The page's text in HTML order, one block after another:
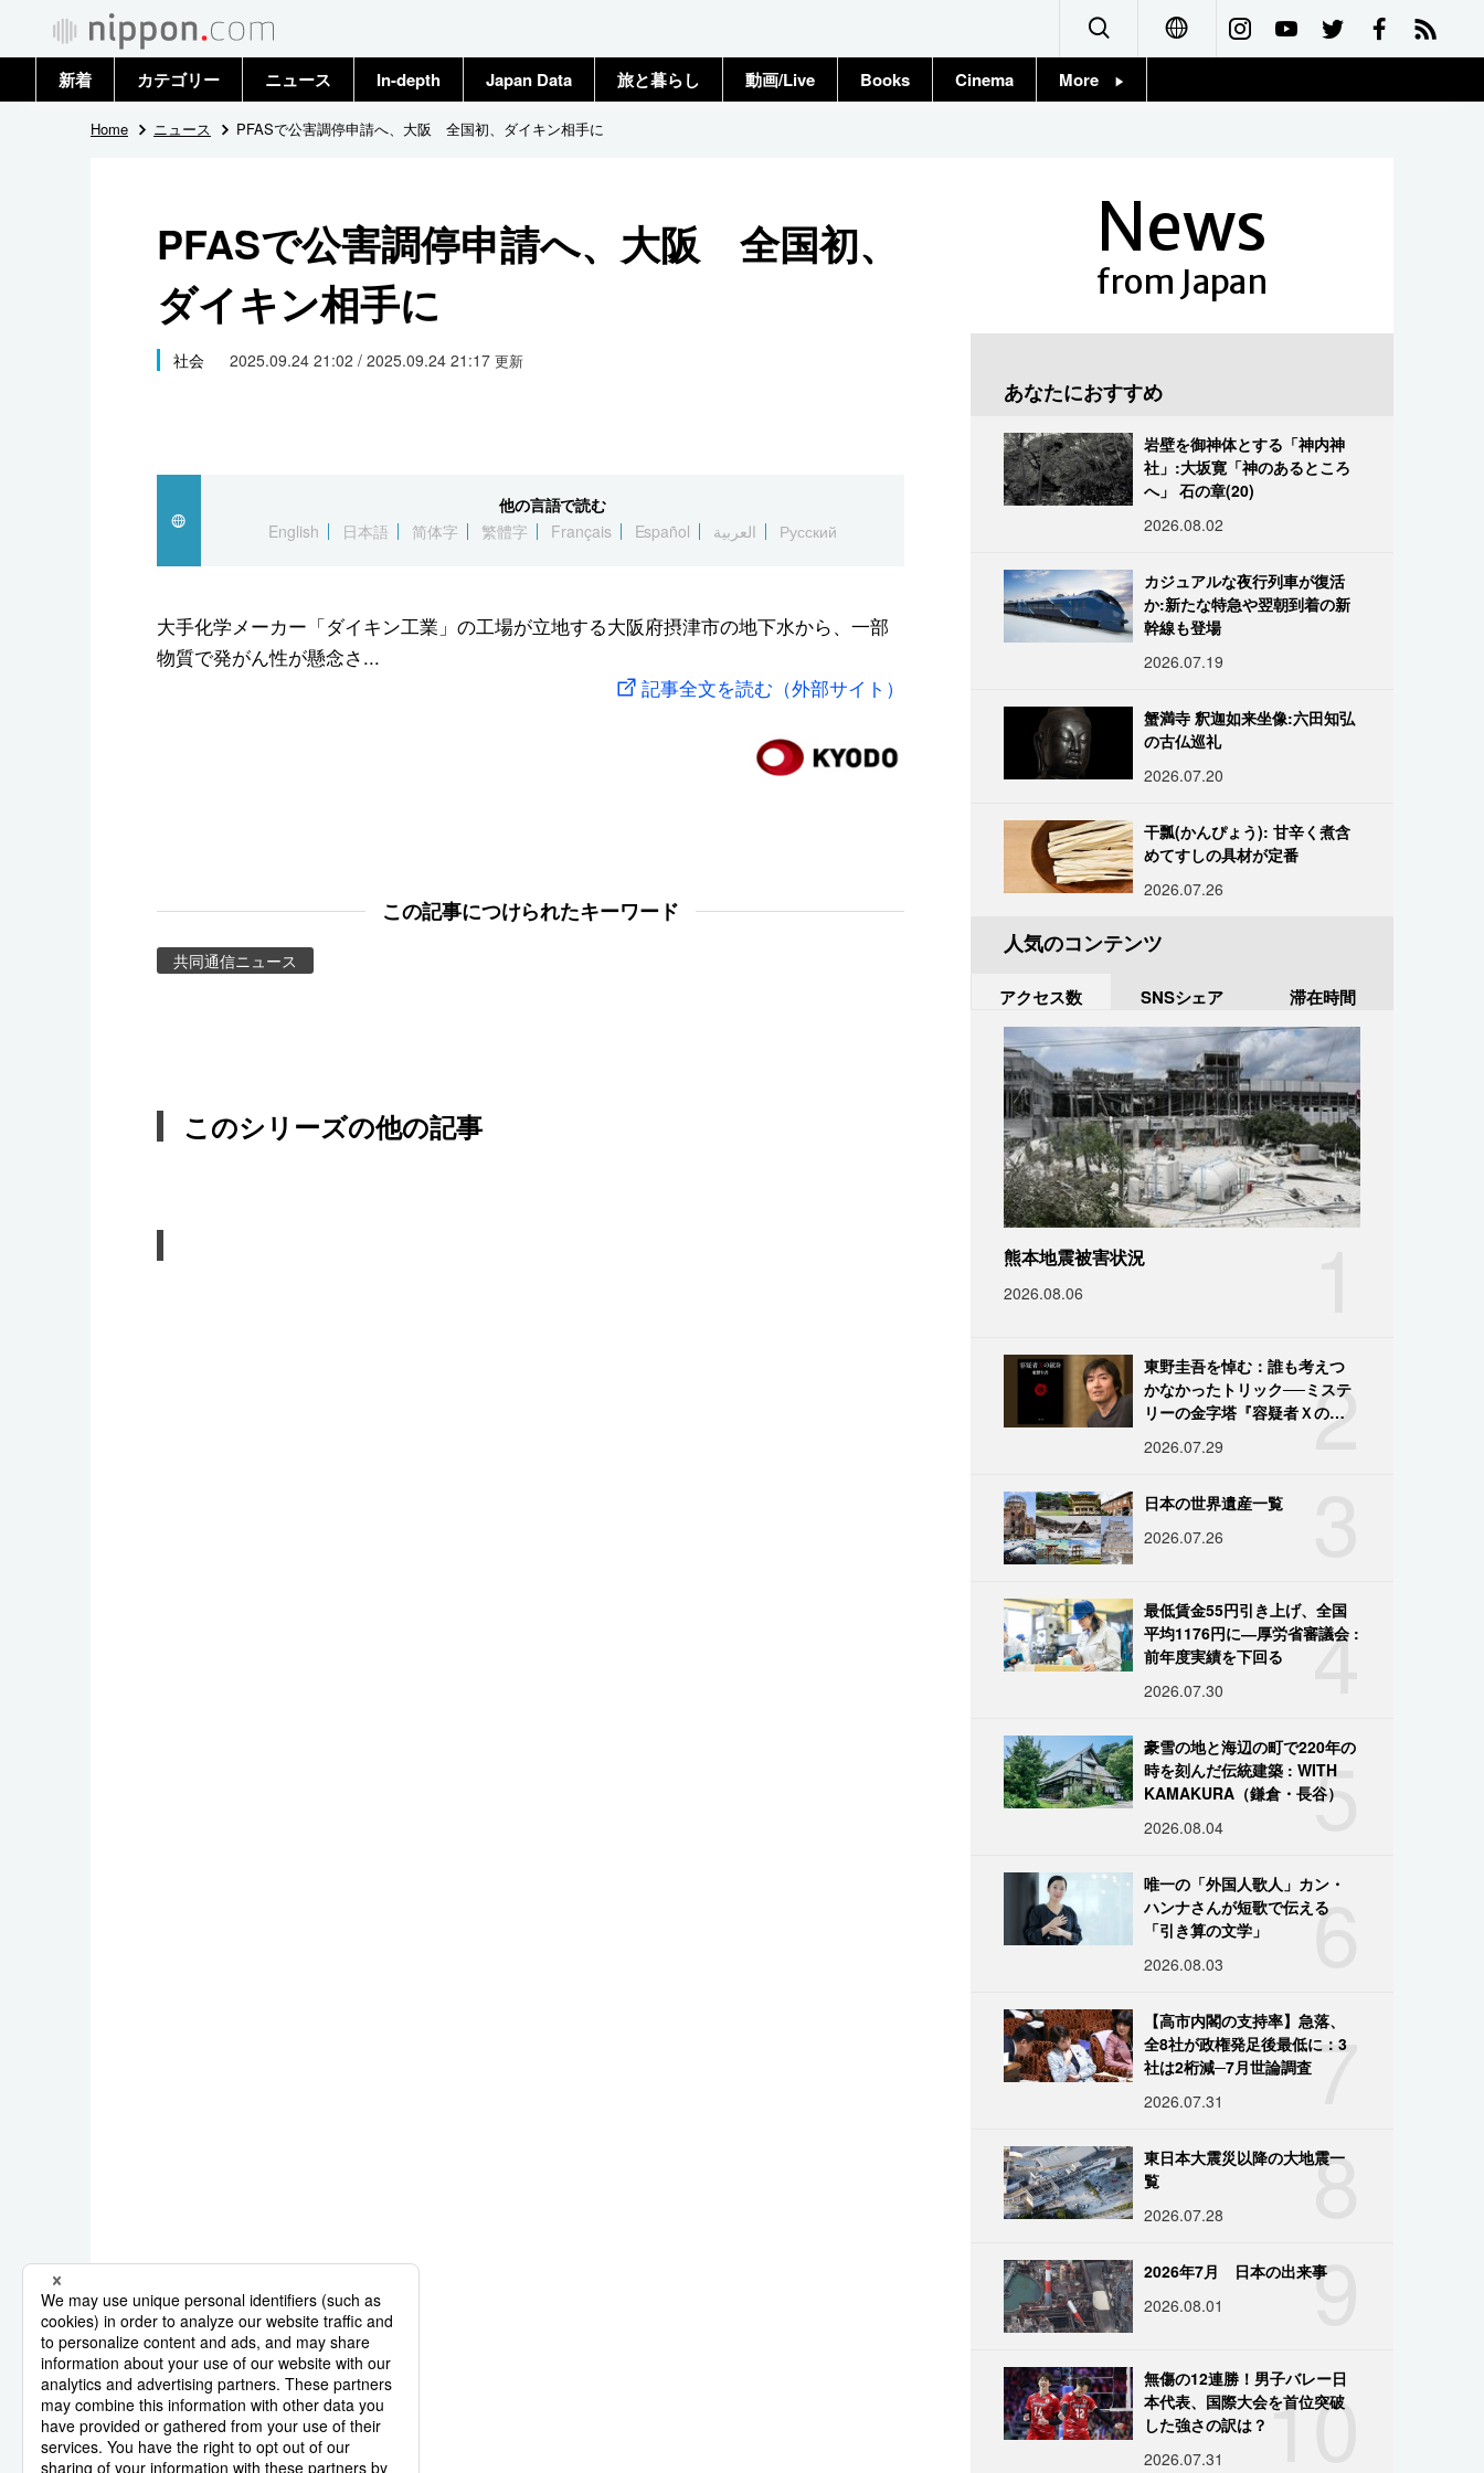
Français
新着 カテゴリー
政治・外交
国際
社会
文化
スポーツ・東京2020
ニュース
トップ
In-depth Japan Data 旅と暮らし 動画/Live Books Cinema More
Home ニュース PFASで公害調停申請へ、大阪 全国初、ダイキン相手に
PFASで公害調停申請へ、大阪 全国初、
ダイキン相手に
社会 2025.09.24 21:02 / 2025.09.24 21:17 更新
他の言語で読む
English
日本語 简体字 繁體字 Français Español العربية Русский
大手化学メーカー「ダイキン工業」の工場が立地する大阪府摂津市の地下水から、一部
物質で発がん性が懸念さ...
記事全文を読む（外部サイト）
この記事につけられたキーワード
共同通信ニュース
このシリーズの他の記事
News
from Japan
あなたにおすすめ
岩壁を御神体とする「神内神
社」:大坂寛「神のあるところ
へ」 石の章(20)
2026.08.02
カジュアルな夜行列車が復活
か:新たな特急や翌朝到着の新
幹線も登場
2026.07.19
蟹満寺 釈迦如来坐像:六田知弘
の古仏巡礼
2026.07.20
干瓢(かんぴょう): 甘辛く煮含
めてすしの具材が定番
2026.07.26
人気のコンテンツ
アクセス数 SNSシェア 滞在時間
熊本地震被害状況
2026.08.06
2
東野圭吾を悼む：誰も考えつ
かなかったトリック──ミステ
リーの金字塔『容疑者Ｘの献
2026.07.29
日本の世界遺産一覧
2026.07.26
4
最低賃金55円引き上げ、全国
平均1176円に―厚労省審議会 :
前年度実績を下回る
2026.07.30
5
豪雪の地と海辺の町で220年の
時を刻んだ伝統建築 : WITH
KAMAKURA（鎌倉・長谷）
2026.08.04
6
唯一の「外国人歌人」カン・
ハンナさんが短歌で伝える
「引き算の文学」
2026.08.03
7
【高市内閣の支持率】急落、
全8社が政権発足後最低に：3
社は2桁減─7月世論調査
2026.07.31
8
東日本大震災以降の大地震一
覧
2026.07.28
9
2026年7月 日本の出来事
2026.08.01
10
無傷の12連勝！男子バレー日
本代表、国際大会を首位突破
した強さの訳は？
2026.07.31